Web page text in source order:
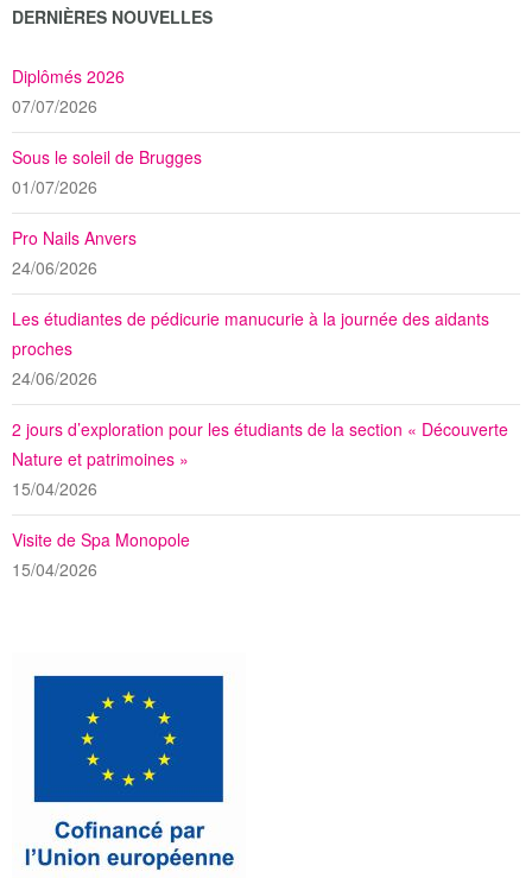
DERNIÈRES NOUVELLES
Diplômés 2026
07/07/2026
Sous le soleil de Brugges
01/07/2026
Pro Nails Anvers
24/06/2026
Les étudiantes de pédicurie manucurie à la journée des aidants
proches
24/06/2026
2 jours d’exploration pour les étudiants de la section « Découverte
Nature et patrimoines »
15/04/2026
Visite de Spa Monopole
15/04/2026